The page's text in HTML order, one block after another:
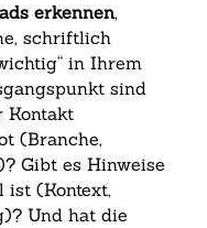
erkennen,
schriftlich
in Ihrem
sind
Kontakt
(Branche,
Gibt es Hinweise
ist (Kontext,
Und hat die